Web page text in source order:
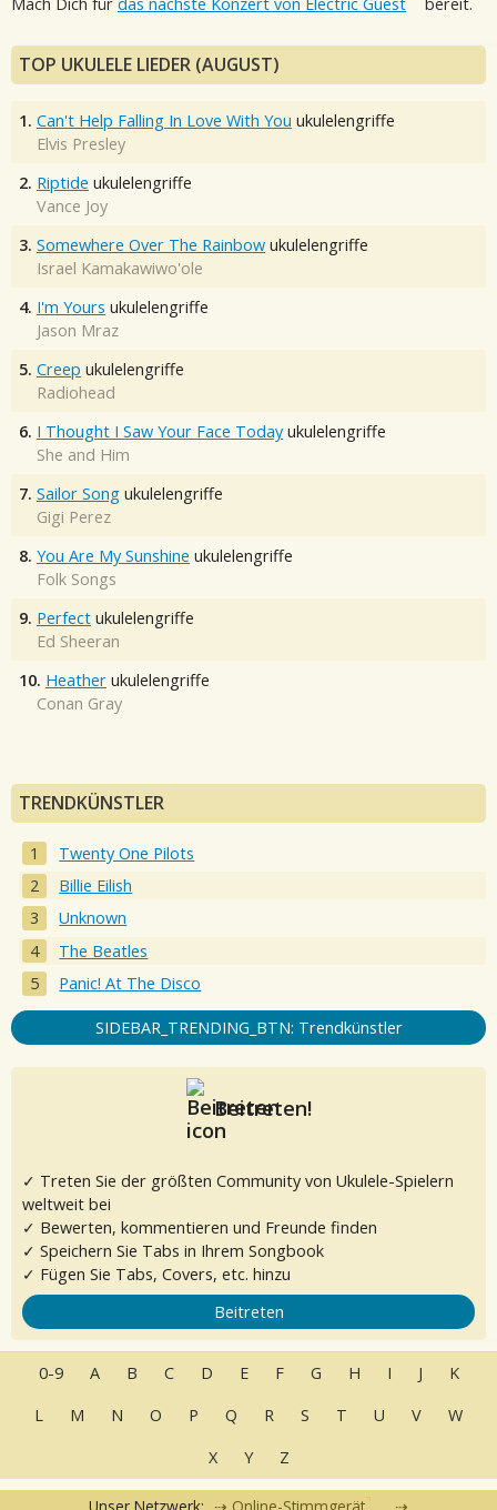
TOP UKULELE LIEDER (AUGUST)
1. Can't Help Falling In Love With You ukulelengriffe
Elvis Presley
2. Riptide ukulelengriffe
Vance Joy
3. Somewhere Over The Rainbow ukulelengriffe
Israel Kamakawiwo'ole
4. I'm Yours ukulelengriffe
Jason Mraz
5. Creep ukulelengriffe
Radiohead
6. I Thought I Saw Your Face Today ukulelengriffe
She and Him
7. Sailor Song ukulelengriffe
Gigi Perez
8. You Are My Sunshine ukulelengriffe
Folk Songs
9. Perfect ukulelengriffe
Ed Sheeran
10. Heather ukulelengriffe
Conan Gray
TRENDKÜNSTLER
Twenty One Pilots
Billie Eilish
Unknown
The Beatles
Panic! At The Disco
SIDEBAR_TRENDING_BTN: Trendkünstler
Beitreten!
✓ Treten Sie der größten Community von Ukulele-Spielern
weltweit bei
✓ Bewerten, kommentieren und Freunde finden
✓ Speichern Sie Tabs in Ihrem Songbook
✓ Fügen Sie Tabs, Covers, etc. hinzu
Beitreten
0-9 A B C D E F G H I J
K
L
M N O P Q R S T U V
W
X
Y Z